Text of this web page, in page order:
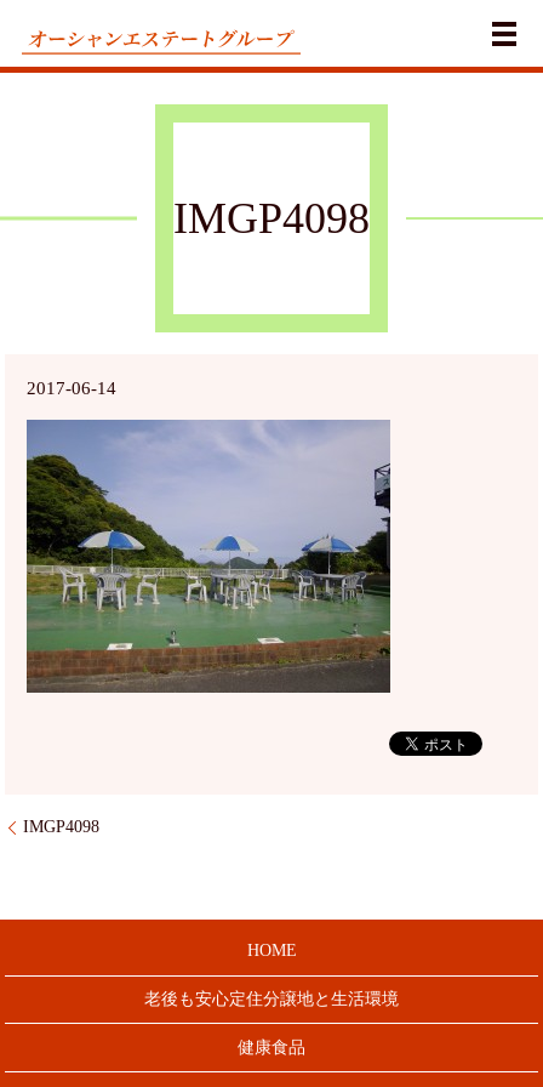
メ
IMGP4098
2017-06-14
IMGP4098
HOME
老後も安心定住分譲地と生活環境
健康食品